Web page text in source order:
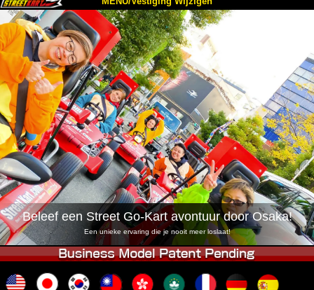
TOP
Over Ons Specificaties
Bereikbaarheid Reviews Veelgestelde Vragen
Bedrijf Reserveren
Vestiging Wijzigen
Tokio Shinagawa Tokio Akihabara#1
Tokio Akihabara#2 Tokio Shibuya
Tokio Shibuya Annex Tokio Baai
Tokio Asakusa Osaka
Okinawa
Beleef een Street Go-Kart avontuur door Osaka!
Een unieke ervaring die je nooit meer loslaat!